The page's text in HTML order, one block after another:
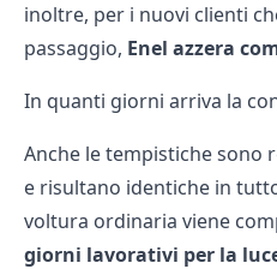
inoltre, per i nuovi clienti
passaggio, Enel azzera
In quanti giorni arriva la
Anche le tempistiche sono
e risultano identiche in
voltura ordinaria viene
giorni lavorativi per la